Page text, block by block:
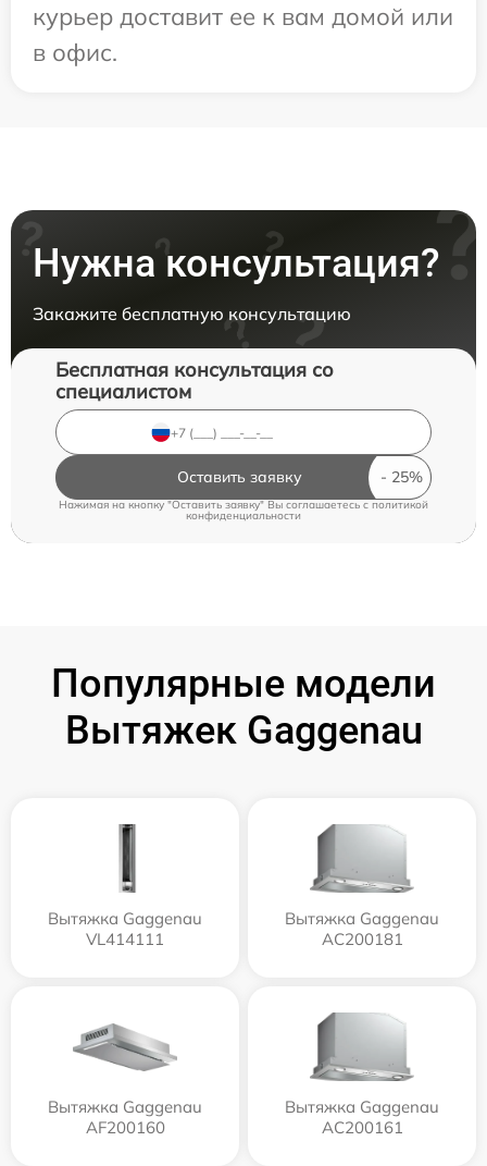
курьер доставит ее к вам домой или
в офис.
Нужна консультация?
Закажите бесплатную консультацию
Бесплатная консультация со
специалистом
Оставить заявку
Нажимая на кнопку "Оставить заявку" Вы соглашаетесь c политикой
конфиденциальности
Популярные модели
Вытяжек Gaggenau
Вытяжка Gaggenau
VL414111
Вытяжка Gaggenau
AC200181
Вытяжка Gaggenau
AF200160
Вытяжка Gaggenau
AC200161